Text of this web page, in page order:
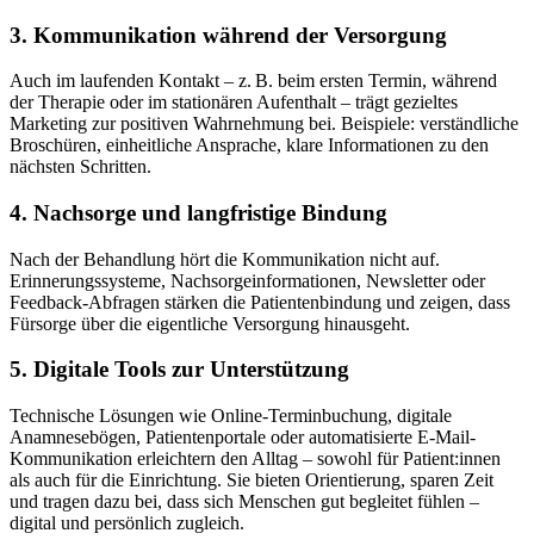
3. Kommunikation während der Versorgung
Auch im laufenden Kontakt – z. B. beim ersten Termin, während
der Therapie oder im stationären Aufenthalt – trägt gezieltes
Marketing zur positiven Wahrnehmung bei. Beispiele: verständliche
Broschüren, einheitliche Ansprache, klare Informationen zu den
nächsten Schritten.
4. Nachsorge und langfristige Bindung
Nach der Behandlung hört die Kommunikation nicht auf.
Erinnerungssysteme, Nachsorgeinformationen, Newsletter oder
Feedback-Abfragen stärken die Patientenbindung und zeigen, dass
Fürsorge über die eigentliche Versorgung hinausgeht.
5. Digitale Tools zur Unterstützung
Technische Lösungen wie Online-Terminbuchung, digitale
Anamnesebögen, Patientenportale oder automatisierte E-Mail-
Kommunikation erleichtern den Alltag – sowohl für Patient:innen
als auch für die Einrichtung. Sie bieten Orientierung, sparen Zeit
und tragen dazu bei, dass sich Menschen gut begleitet fühlen –
digital und persönlich zugleich.